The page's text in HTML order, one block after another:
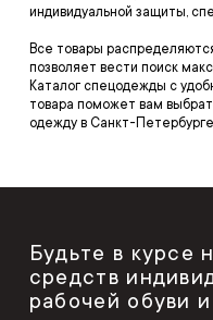
индивидуальной защиты,
Все товары
позволяет вести поиск
Каталог спецодежды с
товара поможет вам
одежду в Санкт-Петербурге
Будьте в курсе
средств
рабочей обуви